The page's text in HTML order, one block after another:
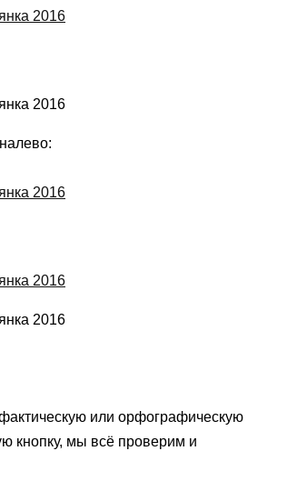
или орфографическую
кнопку, мы всё проверим и